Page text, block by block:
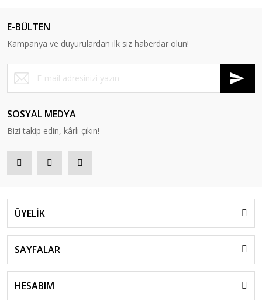
E-BÜLTEN
Kampanya ve duyurulardan ilk siz haberdar olun!
SOSYAL MEDYA
Bizi takip edin, kârlı çıkın!
ÜYELİK
SAYFALAR
HESABIM